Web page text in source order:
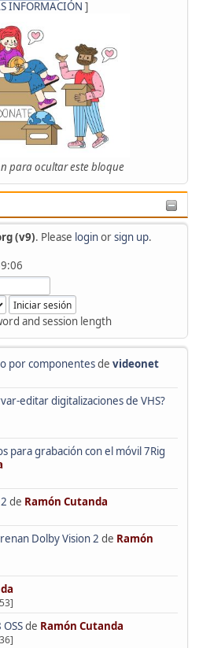
INFORMACIÓN ]
para ocultar este bloque
(v9). Please loginorsign up.
and session length
por componentesde videonet
editar digitalizaciones de VHS?
para grabación con el móvil 7Rig
de Ramón Cutanda
Dolby Vision 2 de Ramón
de Ramón Cutanda